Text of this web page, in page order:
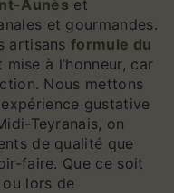
Aunès et
et gourmandes.
artisansformule du
à l’honneur, car
Nous mettons
gustative
Teyranais, on
de qualité que
faire. Que ce soit
lors de